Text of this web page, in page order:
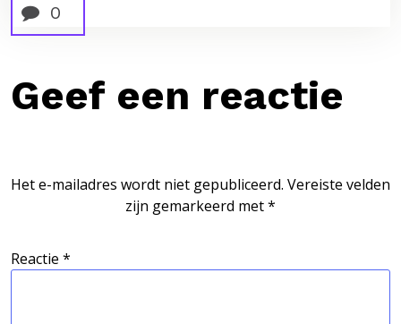
0
Geef een reactie
Het e-mailadres wordt niet gepubliceerd. Vereiste velden
zijn gemarkeerd met*
Reactie *